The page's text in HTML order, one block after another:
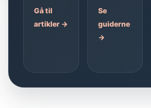
Gå til
artikler →
Se
guiderne
→